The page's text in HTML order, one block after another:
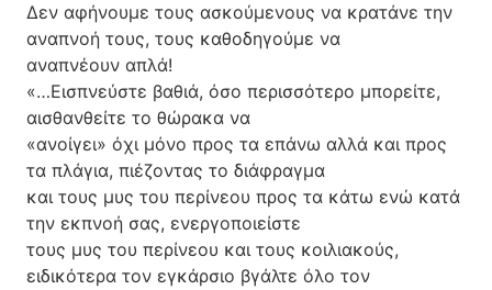
Δεν αφήνουμε τους ασκούμενους να κρατάνε την
αναπνοή τους, τους καθοδηγούμε να
αναπνέουν απλά!
«…Εισπνεύστε βαθιά, όσο περισσότερο μπορείτε,
αισθανθείτε το θώρακα να
«ανοίγει» όχι μόνο προς τα επάνω αλλά και προς
τα πλάγια, πιέζοντας το διάφραγμα
και τους μυς του περίνεου προς τα κάτω ενώ κατά
την εκπνοή σας, ενεργοποιείστε
τους μυς του περίνεου και τους κοιλιακούς,
ειδικότερα τον εγκάρσιο βγάλτε όλο τον